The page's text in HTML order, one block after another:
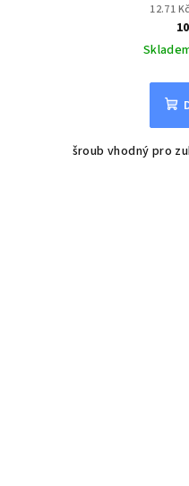
12.71
šroub vhodný pro